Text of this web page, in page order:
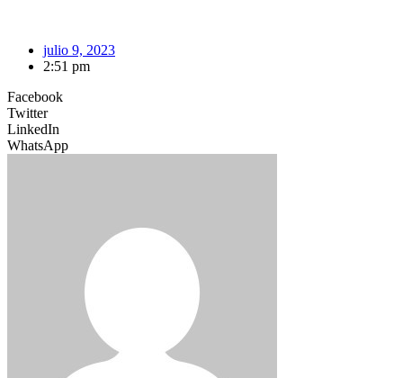
julio 9, 2023
2:51 pm
Facebook
Twitter
LinkedIn
WhatsApp